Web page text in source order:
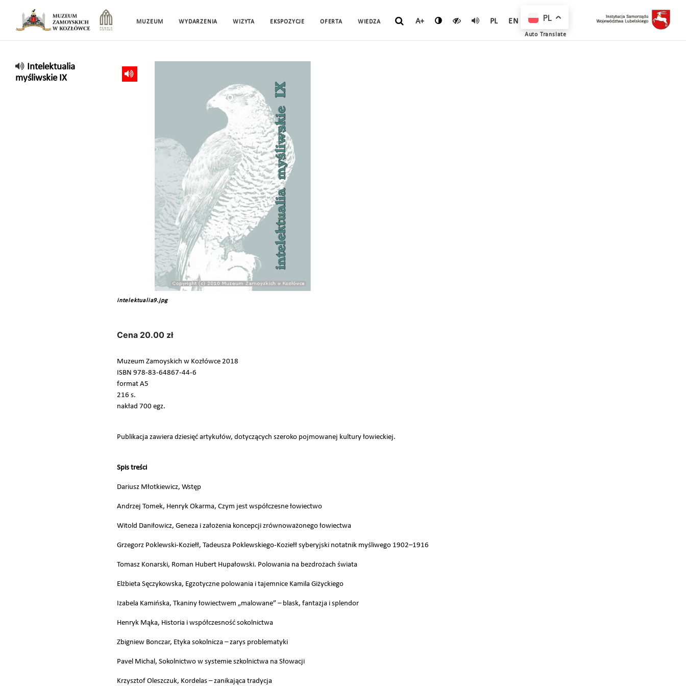
MUZEUM WYDARZENIA WIZYTA EKSPOZYCJE OFERTA WIEDZA A+ PL EN
Intelektualia
myśliwskie IX
intelektualia9.jpg
Cena 20.00 zł
Muzeum Zamoyskich w Kozłówce 2018
ISBN 978-83-64867-44-6
format A5
216 s.
nakład 700 egz.
Publikacja zawiera dziesięć artykułów, dotyczących szeroko pojmowanej kultury łowieckiej.
Spis treści
Dariusz Młotkiewicz, Wstęp
Andrzej Tomek, Henryk Okarma, Czym jest współczesne łowiectwo
Witold Daniłowicz, Geneza i założenia koncepcji zrównoważonego łowiectwa
Grzegorz Poklewski-Koziełł, Tadeusza Poklewskiego-Koziełł syberyjski notatnik myśliwego 1902–1916
Tomasz Konarski, Roman Hubert Hupałowski. Polowania na bezdrożach świata
Elżbieta Sęczykowska, Egzotyczne polowania i tajemnice Kamila Giżyckiego
Izabela Kamińska, Tkaniny łowiectwem „malowane” – blask, fantazja i splendor
Henryk Mąka, Historia i współczesność sokolnictwa
Zbigniew Bonczar, Etyka sokolnicza – zarys problematyki
Pavel Michal, Sokolnictwo w systemie szkolnictwa na Słowacji
Krzysztof Oleszczuk, Kordelas – zanikająca tradycja
PL
Auto Translate